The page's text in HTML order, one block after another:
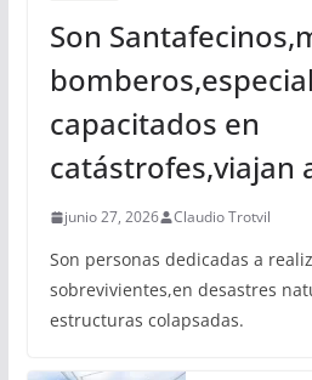
Son
capacitados en
catástrofes,viajan
junio 27, 2026 Claudio Trotvil
Son personas dedicadas a
sobrevivientes,en desastres
estructuras colapsadas.